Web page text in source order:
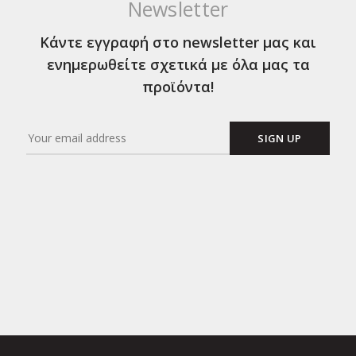
Newsletter
Κάντε εγγραφή στο newsletter μας και
ενημερωθείτε σχετικά με όλα μας τα
προϊόντα!